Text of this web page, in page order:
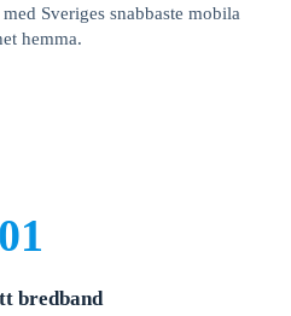
Sveriges snabbaste mobila
hemma.
01
bredband